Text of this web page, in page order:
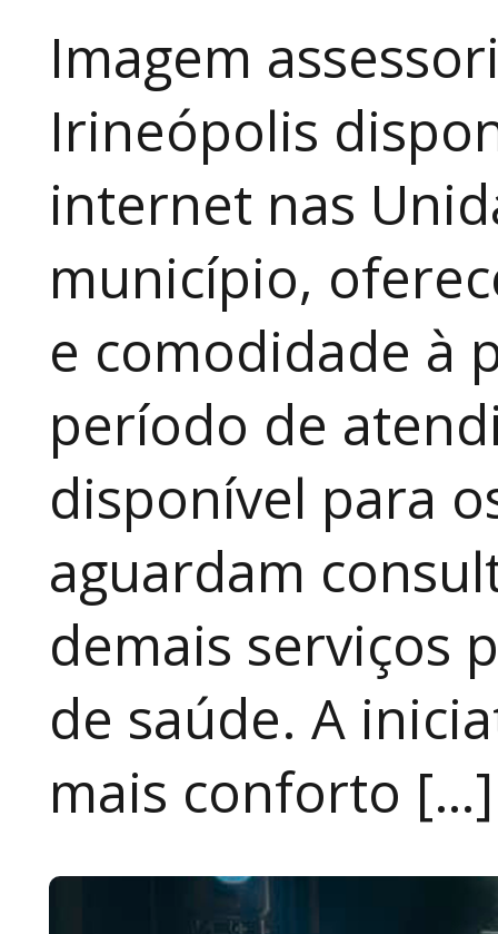
Imagem
Irineópolis
internet nas
município,
e comodidade à
período de
disponível para
aguardam
demais serviços
de saúde. A
mais conforto […]